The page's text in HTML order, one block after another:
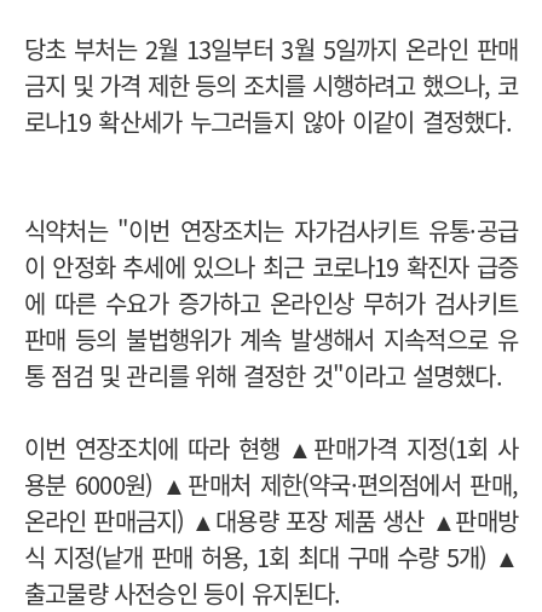
당초 부처는 2월 13일부터 3월 5일까지 온라인 판매
금지 및 가격 제한 등의 조치를 시행하려고 했으나, 코
로나19 확산세가 누그러들지 않아 이같이 결정했다.
식약처는 "이번 연장조치는 자가검사키트 유통·공급
이 안정화 추세에 있으나 최근 코로나19 확진자 급증
에 따른 수요가 증가하고 온라인상 무허가 검사키트
판매 등의 불법행위가 계속 발생해서 지속적으로 유
통 점검 및 관리를 위해 결정한 것"이라고 설명했다.
이번 연장조치에 따라 현행 ▲판매가격 지정(1회 사
용분 6000원) ▲판매처 제한(약국·편의점에서 판매,
온라인 판매금지) ▲대용량 포장 제품 생산 ▲판매방
식 지정(낱개 판매 허용, 1회 최대 구매 수량 5개) ▲
출고물량 사전승인 등이 유지된다.